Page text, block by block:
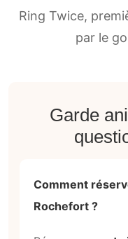
Ring Twice,
par le
Garde
Comment
Rochefort ?